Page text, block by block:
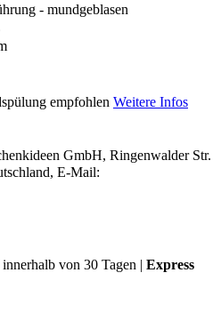
- mundgeblasen
empfohlen Weitere Infos
GmbH, Ringenwalder Str.
E-Mail:
innerhalb von 30 Tagen | Express